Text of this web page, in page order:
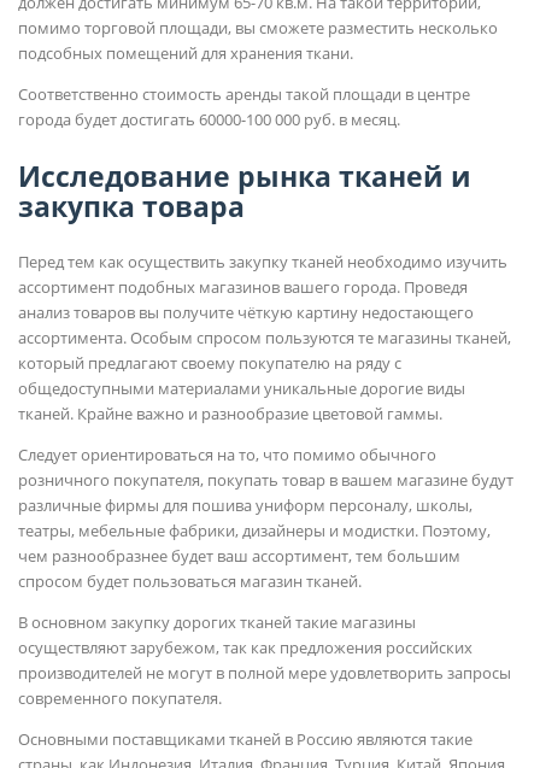
помимо торговой площади, вы сможете разместить несколько
подсобных помещений для хранения ткани.
Соответственно стоимость аренды такой площади в центре
города будет достигать 60000-100 000 руб. в месяц.
Исследование рынка тканей и
закупка товара
Перед тем как осуществить закупку тканей необходимо изучить
ассортимент подобных магазинов вашего города. Проведя
анализ товаров вы получите чёткую картину недостающего
ассортимента. Особым спросом пользуются те магазины тканей,
который предлагают своему покупателю на ряду с
общедоступными материалами уникальные дорогие виды
тканей. Крайне важно и разнообразие цветовой гаммы.
Следует ориентироваться на то, что помимо обычного
розничного покупателя, покупать товар в вашем магазине будут
различные фирмы для пошива униформ персоналу, школы,
театры, мебельные фабрики, дизайнеры и модистки. Поэтому,
чем разнообразнее будет ваш ассортимент, тем большим
спросом будет пользоваться магазин тканей.
В основном закупку дорогих тканей такие магазины
осуществляют зарубежом, так как предложения российских
производителей не могут в полной мере удовлетворить запросы
современного покупателя.
Основными поставщиками тканей в Россию являются такие